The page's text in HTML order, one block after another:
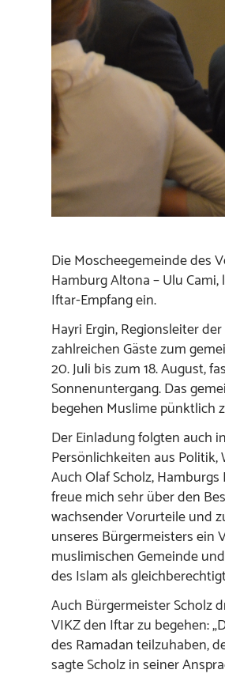
Die Moscheegemeinde des
Hamburg Altona – Ulu
Iftar-Empfang ein.
Hayri Ergin, Regionsleiter
zahlreichen Gäste zum
20. Juli bis zum 18. August,
Sonnenuntergang. Das
begehen Muslime pünktlich
Der Einladung folgten auch
Persönlichkeiten aus
Auch Olaf Scholz,
freue mich sehr über den
wachsender Vorurteile und
unseres Bürgermeisters ein
muslimischen Gemeinde
des Islam als
Auch Bürgermeister Scholz
VIKZ den Iftar zu begehen:
des Ramadan teilzuhaben,
sagte Scholz in seiner